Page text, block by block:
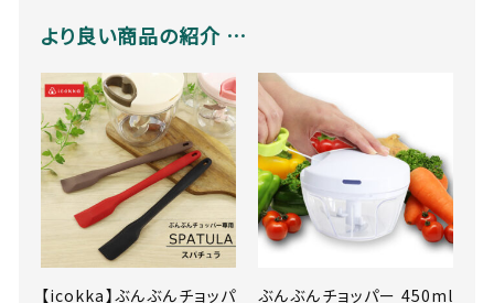
より良い商品の紹介 …
【icokka】ぶんぶんチョッパ ぶんぶんチョッパー 450ml
© 2021 有限会社ケイ・アンド・エー